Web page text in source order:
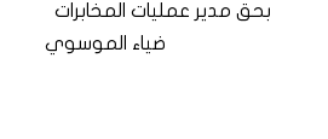
بحق مدير عمليات المخابرات
ضياء الموسوي